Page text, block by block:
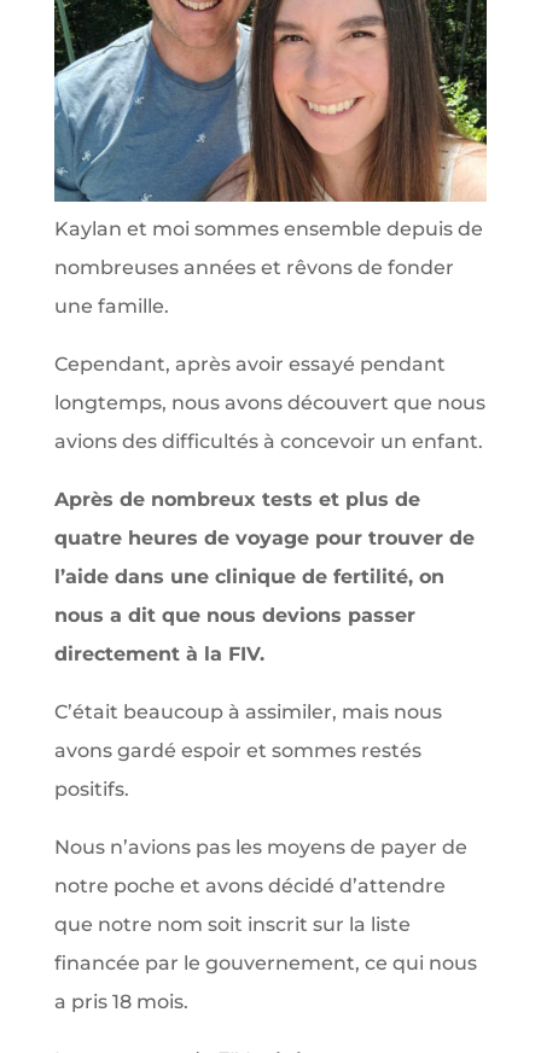
Kaylan et moi sommes ensemble depuis de
nombreuses années et rêvons de fonder
une famille.
Cependant, après avoir essayé pendant
longtemps, nous avons découvert que nous
avions des difficultés à concevoir un enfant.
Après de nombreux tests et plus de
quatre heures de voyage pour trouver de
l’aide dans une clinique de fertilité, on
nous a dit que nous devions passer
directement à la FIV.
C’était beaucoup à assimiler, mais nous
avons gardé espoir et sommes restés
positifs.
Nous n’avions pas les moyens de payer de
notre poche et avons décidé d’attendre
que notre nom soit inscrit sur la liste
financée par le gouvernement, ce qui nous
a pris 18 mois.